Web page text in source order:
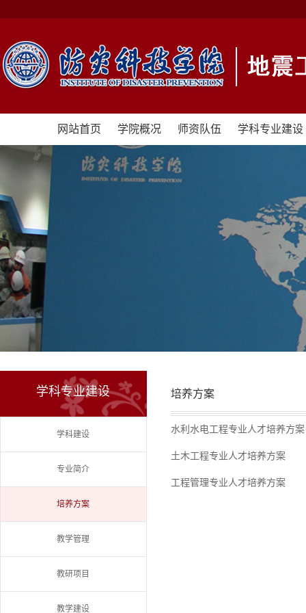
网站首页 学院概况 师资队伍 学科专业建设
学科专业建设
学科建设
专业简介
培养方案
教学管理
教研项目
教学建设
培养方案
水利水电工程专业人才培养方
土木工程专业人才培养方案
工程管理专业人才培养方案